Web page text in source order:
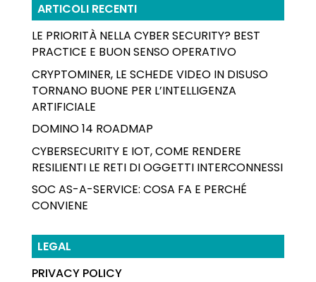
ARTICOLI RECENTI
LE PRIORITÀ NELLA CYBER SECURITY? BEST
PRACTICE E BUON SENSO OPERATIVO
CRYPTOMINER, LE SCHEDE VIDEO IN DISUSO
TORNANO BUONE PER L’INTELLIGENZA
ARTIFICIALE
DOMINO 14 ROADMAP
CYBERSECURITY E IOT, COME RENDERE
RESILIENTI LE RETI DI OGGETTI INTERCONNESSI
SOC AS-A-SERVICE: COSA FA E PERCHÉ
CONVIENE
LEGAL
PRIVACY POLICY